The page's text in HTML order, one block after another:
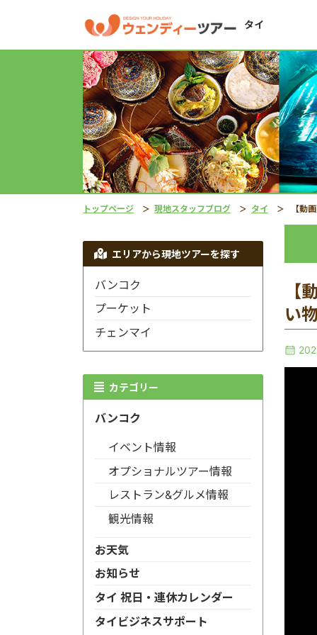
タイ
トップページ 現地スタッフブログ タイ 【動画】ど
【
い
エリアから現地ツアーを探す
バンコク
プーケット
チェンマイ
カテゴリー
バンコク
イベント情報
オプショナルツアー情報
レストラン&グルメ情報
観光情報
お天気
お知らせ
タイ 祝日・連休カレンダー
タイビジネスサポート